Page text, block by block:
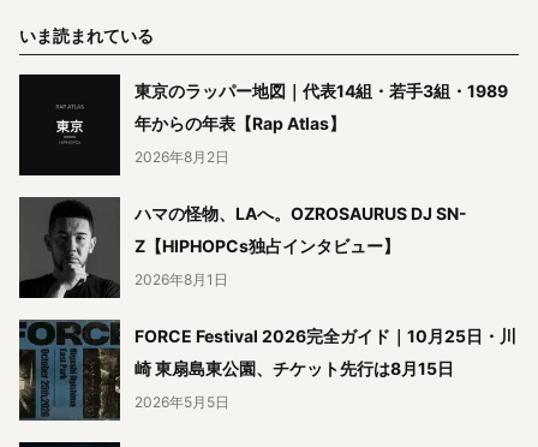
いま読まれている
東京のラッパー地図｜代表14組・若手3組・1989
年からの年表【Rap Atlas】
2026年8月2日
ハマの怪物、LAへ。OZROSAURUS DJ SN-
Z【HIPHOPCs独占インタビュー】
2026年8月1日
FORCE Festival 2026完全ガイド｜10月25日・川
崎 東扇島東公園、チケット先行は8月15日
2026年5月5日